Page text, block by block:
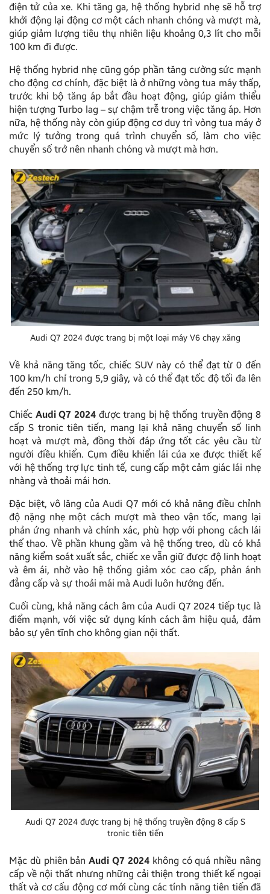
điện tử của xe. Khi tăng ga, hệ thống hybrid nhẹ sẽ hỗ trợ
khởi động lại động cơ một cách nhanh chóng và mượt mà,
giúp giảm lượng tiêu thụ nhiên liệu khoảng 0,3 lít cho mỗi
100 km đi được.
Hệ thống hybrid nhẹ cũng góp phần tăng cường sức mạnh
cho động cơ chính, đặc biệt là ở những vòng tua máy thấp,
trước khi bộ tăng áp bắt đầu hoạt động, giúp giảm thiểu
hiện tượng Turbo lag – sự chậm trễ trong việc tăng áp. Hơn
nữa, hệ thống này còn giúp động cơ duy trì vòng tua máy ở
mức lý tưởng trong quá trình chuyển số, làm cho việc
chuyển số trở nên nhanh chóng và mượt mà hơn.
Audi Q7 2024 được trang bị một loại máy V6 chạy xăng
Về khả năng tăng tốc, chiếc SUV này có thể đạt từ 0 đến
100 km/h chỉ trong 5,9 giây, và có thể đạt tốc độ tối đa lên
đến 250 km/h.
Chiếc Audi Q7 2024được trang bị hệ thống truyền động 8
cấp S tronic tiên tiến, mang lại khả năng chuyển số linh
hoạt và mượt mà, đồng thời đáp ứng tốt các yêu cầu từ
người điều khiển. Cụm điều khiển lái của xe được thiết kế
với hệ thống trợ lực tinh tế, cung cấp một cảm giác lái nhẹ
nhàng và thoải mái hơn.
Đặc biệt, vô lăng của Audi Q7 mới có khả năng điều chỉnh
độ nặng nhẹ một cách mượt mà theo vận tốc, mang lại
phản ứng nhanh và chính xác, phù hợp với phong cách lái
thể thao. Về phần khung gầm và hệ thống treo, dù có khả
năng kiểm soát xuất sắc, chiếc xe vẫn giữ được độ linh hoạt
và êm ái, nhờ vào hệ thống giảm xóc cao cấp, phản ánh
đẳng cấp và sự thoải mái mà Audi luôn hướng đến.
Cuối cùng, khả năng cách âm của Audi Q7 2024 tiếp tục là
điểm mạnh, với việc sử dụng kính cách âm hiệu quả, đảm
bảo sự yên tĩnh cho không gian nội thất.
Audi Q7 2024 được trang bị hệ thống truyền động 8 cấp S
tronic tiên tiến
Mặc dù phiên bảnAudi Q7 2024không có quá nhiều nâng
cấp về nội thất nhưng những cải thiện trong thiết kế ngoại
thất và cơ cấu động cơ mới cùng các tính năng tiên tiến đã